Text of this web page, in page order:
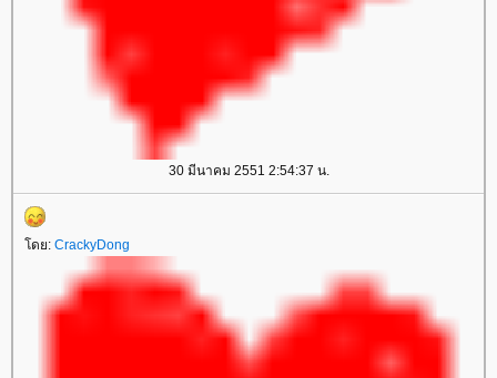
30 มีนาคม 2551 2:54:37 น.
ดย: CrackyDong